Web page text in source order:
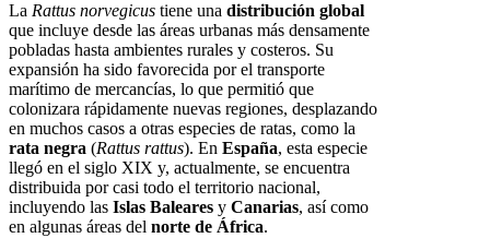
La Rattus norvegicus tiene una distribución global
que incluye desde las áreas urbanas más densamente
pobladas hasta ambientes rurales y costeros. Su
expansión ha sido favorecida por el transporte
marítimo de mercancías, lo que permitió que
colonizara rápidamente nuevas regiones, desplazando
en muchos casos a otras especies de ratas, como la
rata negra (Rattus rattus). En España, esta especie
llegó en el siglo XIX y, actualmente, se encuentra
distribuida por casi todo el territorio nacional,
incluyendo las Islas Baleares y Canarias, así como
en algunas áreas del norte de África.